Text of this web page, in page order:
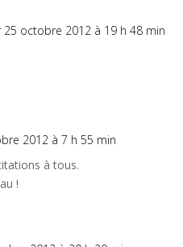
25 octobre 2012 à 19 h 48 min
2012 à 7 h 55 min
à tous.
!